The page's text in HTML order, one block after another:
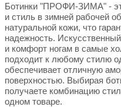
Ботинки "ПРОФИ-ЗИМА" -
и стиль в зимней рабочей
натуральной кожи, что
надежность.
и комфорт ногам в самые
подходит к любому стилю
обеспечивает отличную
поверхностью. Выбирая
получаете комбинацию
одном товаре.